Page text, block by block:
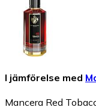
I jämförelse med
Mancera Red